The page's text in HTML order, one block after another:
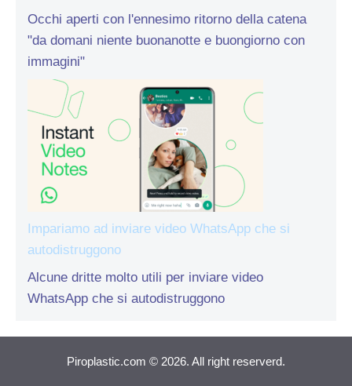
Occhi aperti con l'ennesimo ritorno della catena
"da domani niente buonanotte e buongiorno con
immagini"
Impariamo ad inviare video WhatsApp che si
autodistruggono
Alcune dritte molto utili per inviare video
WhatsApp che si autodistruggono
Piroplastic.com © 2026. All right reserverd.